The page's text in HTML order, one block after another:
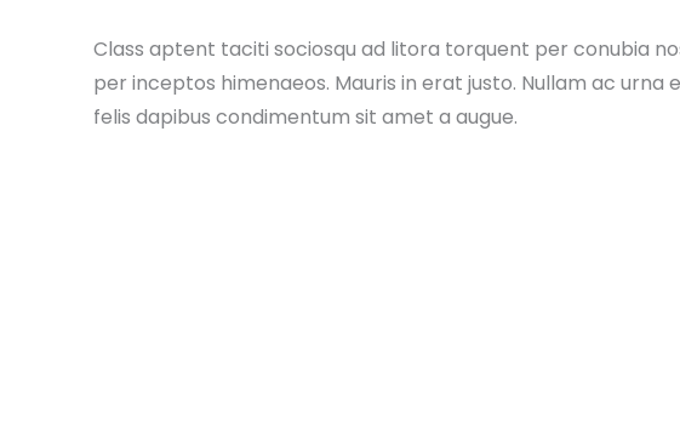
Class aptent taciti sociosqu ad litora torquent per conubia
per inceptos himenaeos. Mauris in erat justo. Nullam ac urna
felis dapibus condimentum sit amet a augue.